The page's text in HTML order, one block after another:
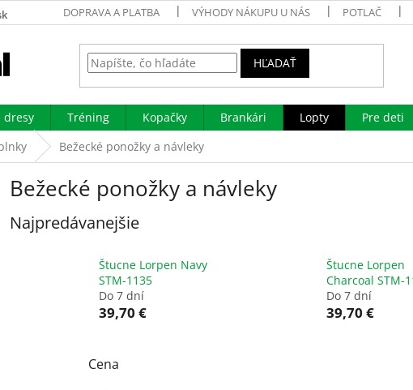
DOPRAVA A PLATBA VÝHODY NÁKUPU U NÁS POTLAČ
HĽADAŤ
dresy Tréning Kopačky Brankári Lopty Pre deti
Bežecké ponožky a návleky
Bežecké ponožky a návleky
Najpredávanejšie
Štucne Lorpen Navy
STM-1135
Do 7 dní
39,70 €
Štucne Lorpen
Charcoal STM-
Do 7 dní
39,70 €
Cena